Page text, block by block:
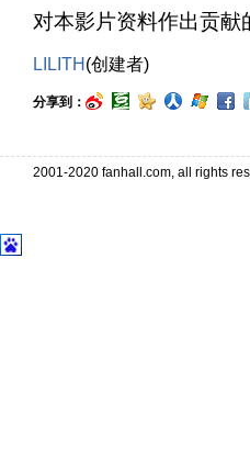
对本影片资料作出贡献
LILITH(创建者)
分享到：
2001-2020 fanhall.com, all rights